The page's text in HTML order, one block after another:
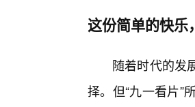
这份简单的快乐
随着时代的发
择。但“九一看片”